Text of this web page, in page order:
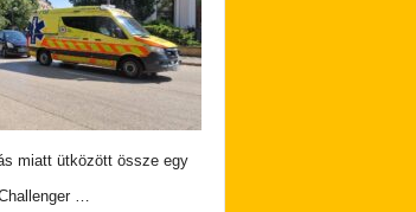
miatt ütközött össze egy
…